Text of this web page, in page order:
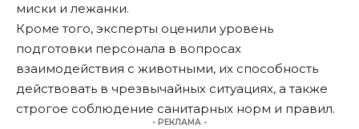
миски и лежанки.
Кроме того, эксперты оценили уровень
подготовки персонала в вопросах
взаимодействия с животными, их способность
действовать в чрезвычайных ситуациях, а также
строгое соблюдение санитарных норм и правил.
- РЕКЛАМА -